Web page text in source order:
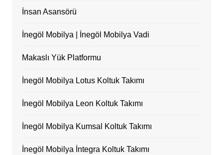
İnsan Asansörü
İnegöl Mobilya | İnegöl Mobilya Vadi
Makaslı Yük Platformu
İnegöl Mobilya Lotus Koltuk Takımı
İnegöl Mobilya Leon Koltuk Takımı
İnegöl Mobilya Kumsal Koltuk Takımı
İnegöl Mobilya İntegra Koltuk Takımı